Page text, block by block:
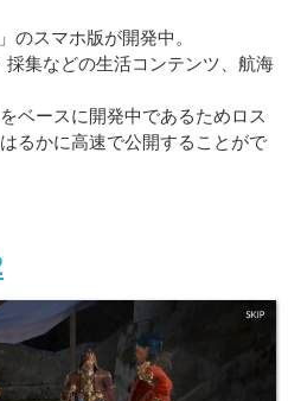
のスマホ版が開発中。
採集などの生活コンテンツ、航海
ベースに開発中であるためロス
るかに高速で公開することがで